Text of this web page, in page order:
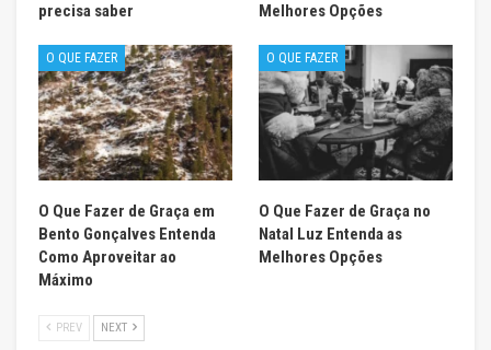
precisa saber
Melhores Opções
O QUE FAZER
O Que Fazer de Graça em
Bento Gonçalves Entenda
Como Aproveitar ao
Máximo
O QUE FAZER
O Que Fazer de Graça no
Natal Luz Entenda as
Melhores Opções
PREV NEXT